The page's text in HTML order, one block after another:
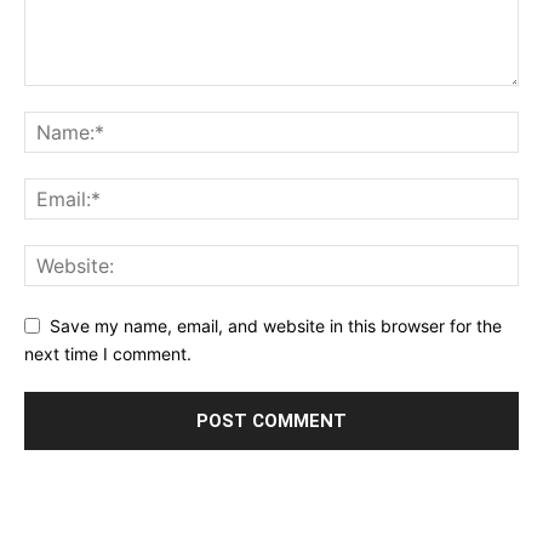
Save my name, email, and website in this browser for the
next time I comment.